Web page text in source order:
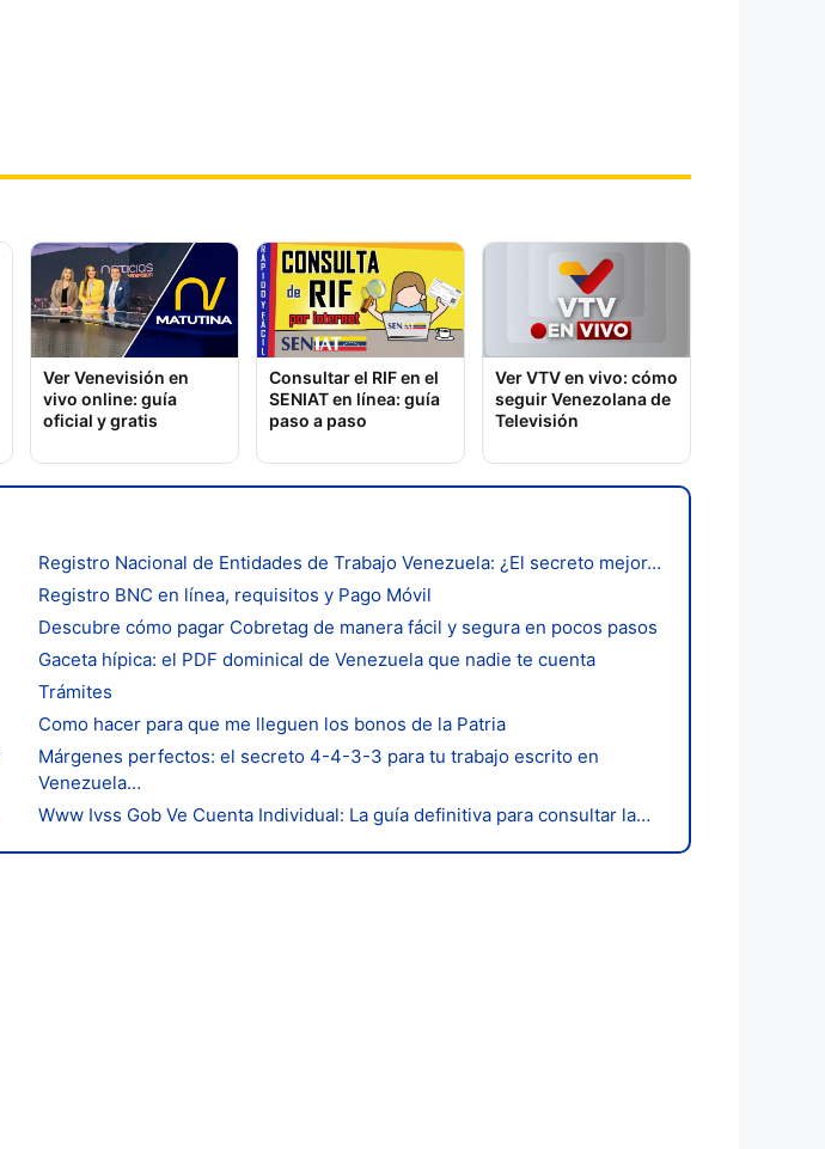
Ver Venevisión en
vivo online: guía
oficial y gratis
Consultar el RIF en el
SENIAT en línea: guía
paso a paso
Ver VTV en vivo: cómo
seguir Venezolana de
Televisión
Registro Nacional de Entidades de Trabajo Venezuela: ¿El secreto mejor…
Registro BNC en línea, requisitos y Pago Móvil
Descubre cómo pagar Cobretag de manera fácil y segura en pocos pasos
Gaceta hípica: el PDF dominical de Venezuela que nadie te cuenta
Trámites
Como hacer para que me lleguen los bonos de la Patria
Márgenes perfectos: el secreto 4-4-3-3 para tu trabajo escrito en
Venezuela…
Www Ivss Gob Ve Cuenta Individual: La guía definitiva para consultar la…